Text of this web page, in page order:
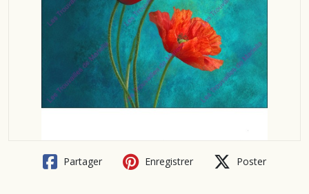
Partager Enregistrer Poster